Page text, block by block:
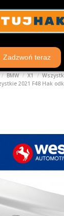
Zadzwoń teraz
BMW X1
2021 F48 Hak